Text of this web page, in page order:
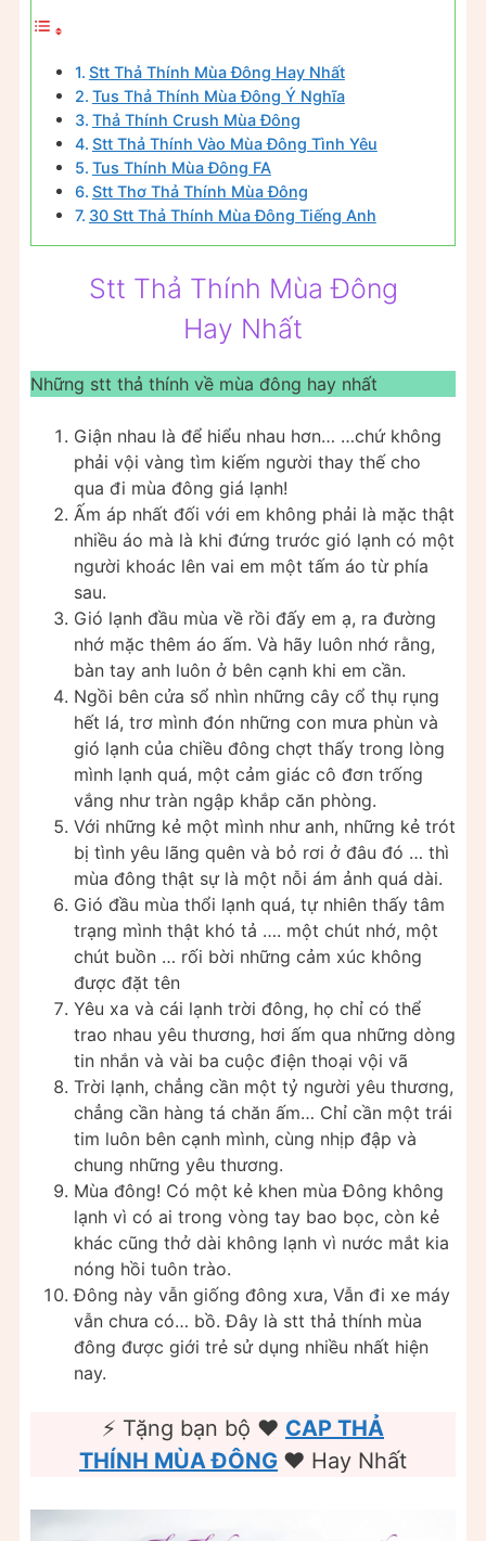
Stt Thả Thính Mùa Đông Hay Nhất
Tus Thả Thính Mùa Đông Ý Nghĩa
Thả Thính Crush Mùa Đông
Stt Thả Thính Vào Mùa Đông Tình Yêu
Tus Thính Mùa Đông FA
Stt Thơ Thả Thính Mùa Đông
30 Stt Thả Thính Mùa Đông Tiếng Anh
Stt Thả Thính Mùa Đông
Hay Nhất
Những stt thả thính về mùa đông hay nhất
Giận nhau là để hiểu nhau hơn… …chứ không
phải vội vàng tìm kiếm người thay thế cho
qua đi mùa đông giá lạnh!
Ấm áp nhất đối với em không phải là mặc thật
nhiều áo mà là khi đứng trước gió lạnh có một
người khoác lên vai em một tấm áo từ phía
sau.
Gió lạnh đầu mùa về rồi đấy em ạ, ra đường
nhớ mặc thêm áo ấm. Và hãy luôn nhớ rằng,
bàn tay anh luôn ở bên cạnh khi em cần.
Ngồi bên cửa sổ nhìn những cây cổ thụ rụng
hết lá, trơ mình đón những con mưa phùn và
gió lạnh của chiều đông chợt thấy trong lòng
mình lạnh quá, một cảm giác cô đơn trống
vắng như tràn ngập khắp căn phòng.
Với những kẻ một mình như anh, những kẻ trót
bị tình yêu lãng quên và bỏ rơi ở đâu đó … thì
mùa đông thật sự là một nỗi ám ảnh quá dài.
Gió đầu mùa thổi lạnh quá, tự nhiên thấy tâm
trạng mình thật khó tả …. một chút nhớ, một
chút buồn … rối bời những cảm xúc không
được đặt tên
Yêu xa và cái lạnh trời đông, họ chỉ có thể
trao nhau yêu thương, hơi ấm qua những dòng
tin nhắn và vài ba cuộc điện thoại vội vã
Trời lạnh, chẳng cần một tỷ người yêu thương,
chẳng cần hàng tá chăn ấm… Chỉ cần một trái
tim luôn bên cạnh mình, cùng nhịp đập và
chung những yêu thương.
Mùa đông! Có một kẻ khen mùa Đông không
lạnh vì có ai trong vòng tay bao bọc, còn kẻ
khác cũng thở dài không lạnh vì nước mắt kia
nóng hồi tuôn trào.
Đông này vẫn giống đông xưa, Vẫn đi xe máy
vẫn chưa có… bồ. Đây là stt thả thính mùa
đông được giới trẻ sử dụng nhiều nhất hiện
nay.
⚡ Tặng bạn bộ ❤️️ CAP THẢ
THÍNH MÙA ĐÔNG ❤️️ Hay Nhất